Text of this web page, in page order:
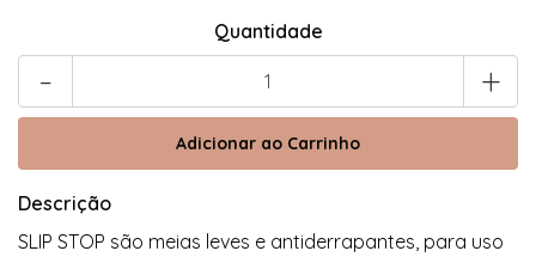
Quantidade
- +
Descrição
SLIP STOP são meias leves e antiderrapantes, para uso